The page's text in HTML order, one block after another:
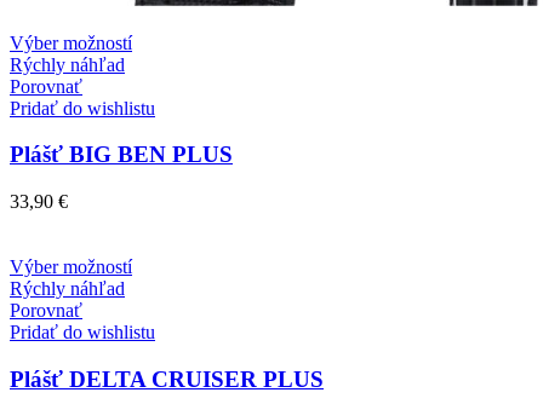
Výber možnostíTento
viacero
Možnosti
stránke
produktu.
Rýchly náhľad
Porovnať
Pridať do wishlistu
Plášť BIG BEN PLUS
33,90 €
Výber možnostíTento
viacero
Možnosti
si
Rýchly náhľad
Porovnať
Pridať do wishlistu
Plášť DELTA CRUISER PLUS